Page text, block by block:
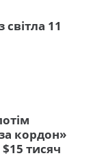
11
кордон»
тисяч